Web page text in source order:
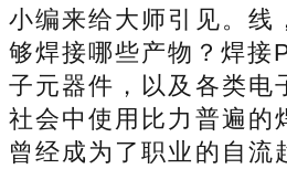
小编来给大师引见。线
够焊接哪些产物？焊接
子元器件，以及各类电
社会中使用比力普遍的
曾经成为了职业的自流